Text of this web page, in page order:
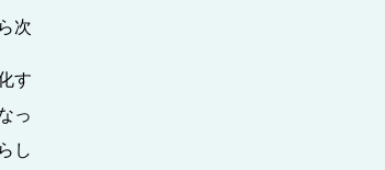
次
す
っ
し